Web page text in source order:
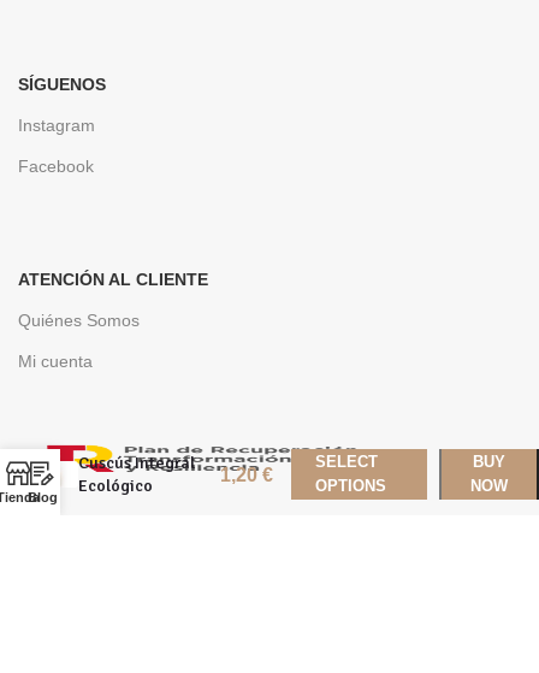
SÍGUENOS
Instagram
Facebook
ATENCIÓN AL CLIENTE
Quiénes Somos
Mi cuenta
Blog
Cuscús Integral
Ecológico
1,20€
SELECT
OPTIONS
BUY
NOW